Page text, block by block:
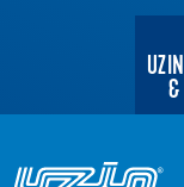
&